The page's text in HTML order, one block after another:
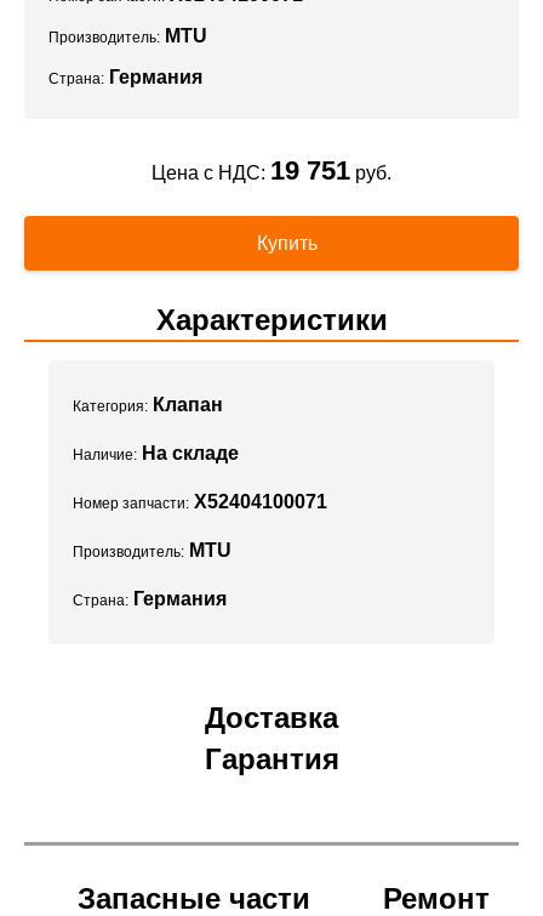
Производитель: MTU
Страна: Германия
Цена с НДС: 19 751 руб.
Купить
Характеристики
Категория: Клапан
Наличие: На складе
Номер запчасти: X52404100071
Производитель: MTU
Страна: Германия
Доставка
Гарантия
Запасные части Ремонт